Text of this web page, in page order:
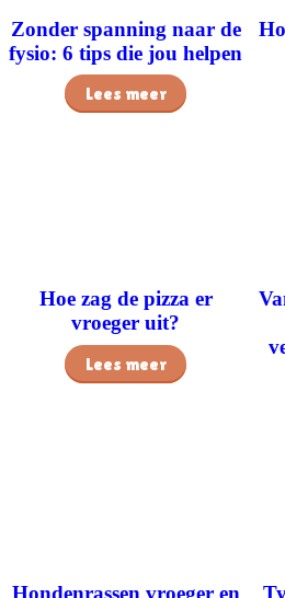
Zonder spanning naar de
fysio: 6 tips die jou helpen
Lees meer
Hoe zag de pizza er
vroeger uit?
Lees meer
Hondenrassen vroeger en